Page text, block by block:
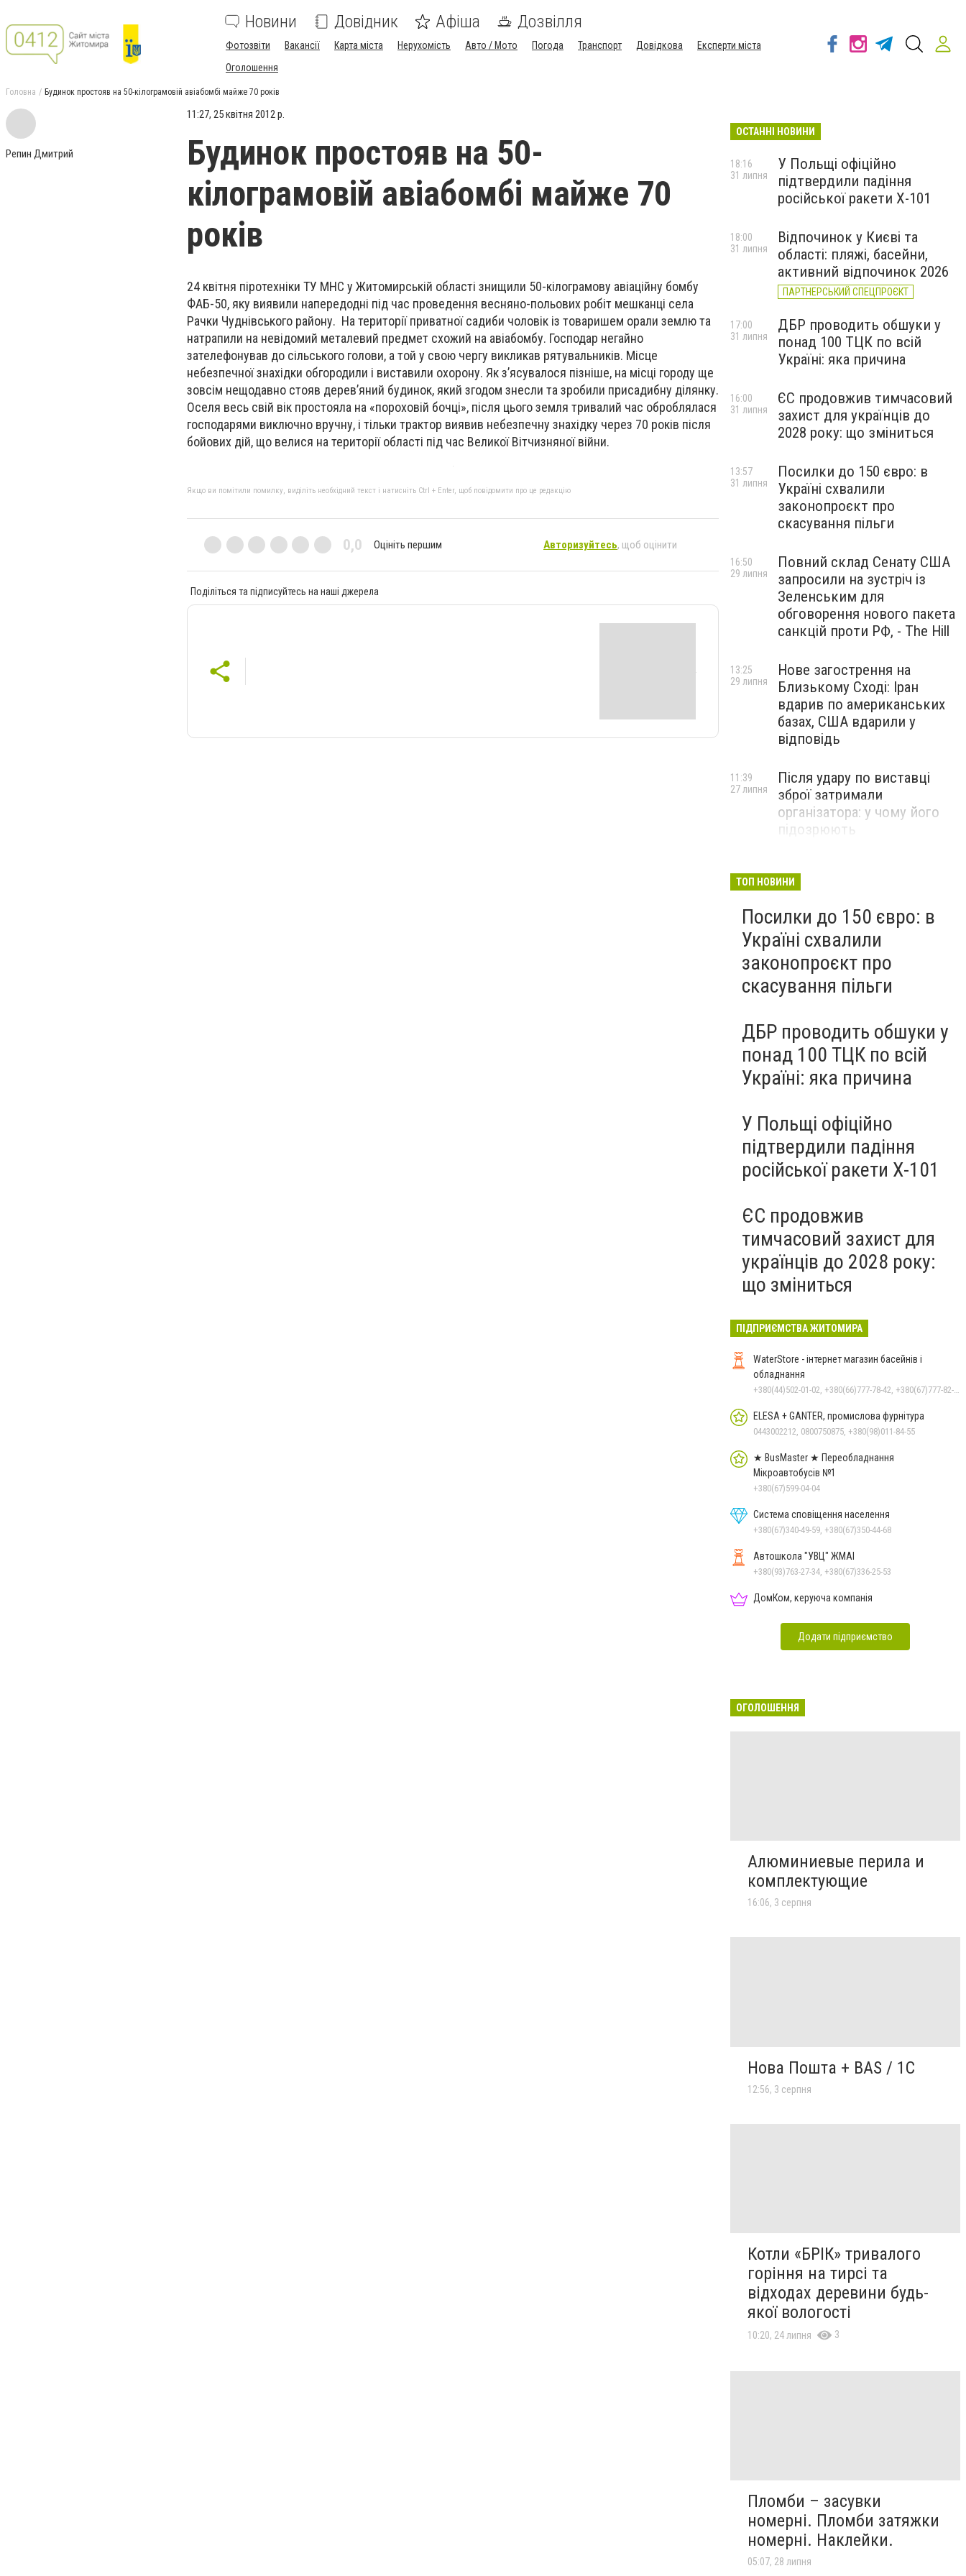
Новини Довідник Афіша Дозвілля
Фотозвіти Вакансії Карта міста Нерухомість Авто / Мото Погода Транспорт Довідкова
Експерти міста
Оголошення
Головна Будинок простояв на 50-кілограмовій авіабомбі майже 70 років
Репин Дмитрий
11:27, 25 квітня 2012 р.
Будинок простояв на 50-
кілограмовій авіабомбі майже 70
років
24 квітня піротехніки ТУ МНС у Житомирській області знищили 50-кілограмову авіаційну бомбу
ФАБ-50, яку виявили напередодні під час проведення весняно-польових робіт мешканці села
Рачки Чуднівського району. На території приватної садиби чоловік із товаришем орали землю та
натрапили на невідомий металевий предмет схожий на авіабомбу. Господар негайно
зателефонував до сільського голови, а той у свою чергу викликав рятувальників. Місце
небезпечної знахідки обгородили і виставили охорону. Як з’ясувалося пізніше, на місці городу ще
зовсім нещодавно стояв дерев’яний будинок, який згодом знесли та зробили присадибну ділянку.
Оселя весь свій вік простояла на «пороховій бочці», після цього земля тривалий час оброблялася
господарями виключно вручну, і тільки трактор виявив небезпечну знахідку через 70 років після
бойових дій, що велися на території області під час Великої Вітчизняної війни.
Якщо ви помітили помилку, виділіть необхідний текст і натисніть Ctrl + Enter, щоб повідомити про це редакцію
0,0 Оцініть першим Авторизуйтесь, щоб оцінити
Поділіться та підписуйтесь на наші джерела
ОСТАННІ НОВИНИ
У Польщі офіційно
підтвердили падіння
російської ракети Х-101
18:16
31 липня
Відпочинок у Києві та
області: пляжі, басейни,
активний відпочинок 2026
ПАРТНЕРСЬКИЙ СПЕЦПРОЄКТ
18:00
31 липня
ДБР проводить обшуки у
понад 100 ТЦК по всій
Україні: яка причина
17:00
31 липня
ЄС продовжив тимчасовий
захист для українців до
2028 року: що зміниться
16:00
31 липня
Посилки до 150 євро: в
Україні схвалили
законопроєкт про
скасування пільги
13:57
31 липня
Повний склад Сенату США
запросили на зустріч із
Зеленським для
обговорення нового пакета
санкцій проти РФ, - The Hill
16:50
29 липня
Нове загострення на
Близькому Сході: Іран
вдарив по американських
базах, США вдарили у
відповідь
13:25
29 липня
Після удару по виставці
зброї затримали
організатора: у чому його
підозрюють
11:39
27 липня
ТОП НОВИНИ
Посилки до 150 євро: в
Україні схвалили
законопроєкт про
скасування пільги
ДБР проводить обшуки у
понад 100 ТЦК по всій
Україні: яка причина
У Польщі офіційно
підтвердили падіння
російської ракети Х-101
ЄС продовжив
тимчасовий захист для
українців до 2028 року:
що зміниться
ПІДПРИЄМСТВА ЖИТОМИРА
WaterStore - інтернет магазин басейнів і
обладнання
+380(44)502-01-02, +380(66)777-78-42, +380(67)777-82-19, +380(67)890-80-80, +380(73)890-80-80, +380(44)502-01-03
ELESA + GANTER, промислова фурнітура
0443002212, 0800750875, +380(98)011-84-55
★ BusMaster ★ Переобладнання
Мікроавтобусів №1
+380(67)599-04-04
Система сповіщення населення
+380(67)340-49-59, +380(67)350-44-68
Автошкола "УВЦ" ЖМАІ
+380(93)763-27-34, +380(67)336-25-53
ДомКом, керуюча компанія
Додати підприємство
ОГОЛОШЕННЯ
Алюминиевые перила и
комплектующие
16:06, 3 серпня
Нова Пошта + BAS / 1C
12:56, 3 серпня
Котли «БРІК» тривалого
горіння на тирсі та
відходах деревини будь-
якої вологості
10:20, 24 липня 3
Пломби – засувки
номерні. Пломби затяжки
номерні. Наклейки.
05:07, 28 липня